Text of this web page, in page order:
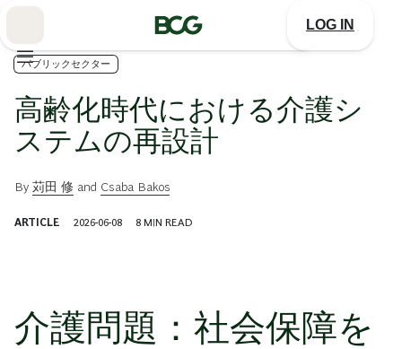
LOG IN
パブリックセクター
高齢化時代における介護シ
ステムの再設計
By 苅田 修 and Csaba Bakos
ARTICLE 2026-06-08 8 MIN READ
介護問題：社会保障を